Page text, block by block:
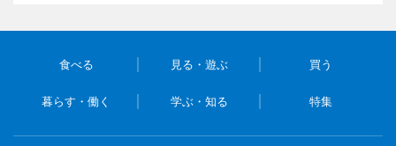
食べる 見る・遊ぶ 買う
暮らす・働く 学ぶ・知る 特集